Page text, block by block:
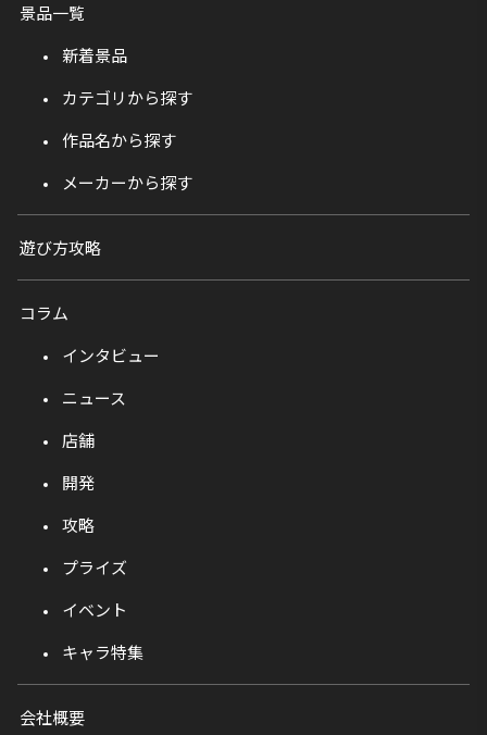
景品一覧
新着景品
カテゴリから探す
作品名から探す
メーカーから探す
遊び方攻略
コラム
インタビュー
ニュース
店舗
開発
攻略
プライズ
イベント
キャラ特集
会社概要